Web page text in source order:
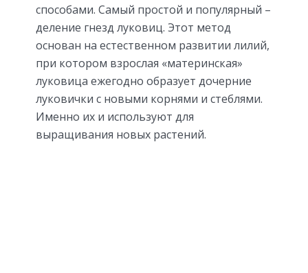
способами. Самый простой и популярный –
деление гнезд луковиц. Этот метод
основан на естественном развитии лилий,
при котором взрослая «материнская»
луковица ежегодно образует дочерние
луковички с новыми корнями и стеблями.
Именно их и используют для
выращивания новых растений.